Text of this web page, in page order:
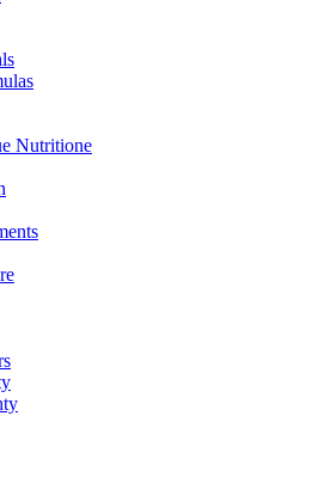
Nutritione